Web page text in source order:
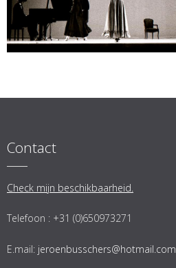
Contact
Check mijn beschikbaarheid.
Telefoon : +31 (0)650973271
E.mail: jeroenbusschers@hotmail.com